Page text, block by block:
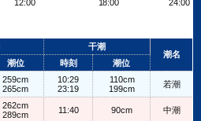
12:00 18:00 24:00
干潮
潮名
潮位 時刻 潮位
259cm
265cm
10:29
23:19
110cm
199cm
若潮
262cm
289cm
11:40 90cm 中潮